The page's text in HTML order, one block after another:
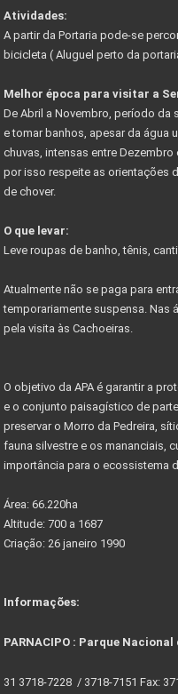
COMO RESOLVER
COMO FUNCIONA
GUIA DE TRILHAS SERRA
CIPÓ CLASSIC FESTIVAL -
Começa em junho festival
NOVO ACESSO À SERRA DO
CIRCUITO DE
Vetor Norte de BH é a bola
Listas de documentos
Atividades:
A partir da Portaria pode-se
bicicleta ( Aluguel perto da
Melhor época para visitar a
De Abril a Novembro, período da
e tomar banhos, apesar da água
chuvas, intensas entre
por isso respeite as orientações
de chover.
O que levar:
Leve roupas de banho, tênis,
Atualmente não se paga para
temporariamente suspensa. Nas
pela visita às Cachoeiras.
O objetivo da APA é garantir a
e o conjunto paisagístico de
preservar o Morro da Pedreira,
fauna silvestre e os mananciais,
importância para o ecossistema
Área: 66.220ha
Altitude: 700 a 1687
Criação: 26 janeiro 1990
Informações:
PARNACIPO : Parque
31 3718-7228 / 3718-7151 Fax: